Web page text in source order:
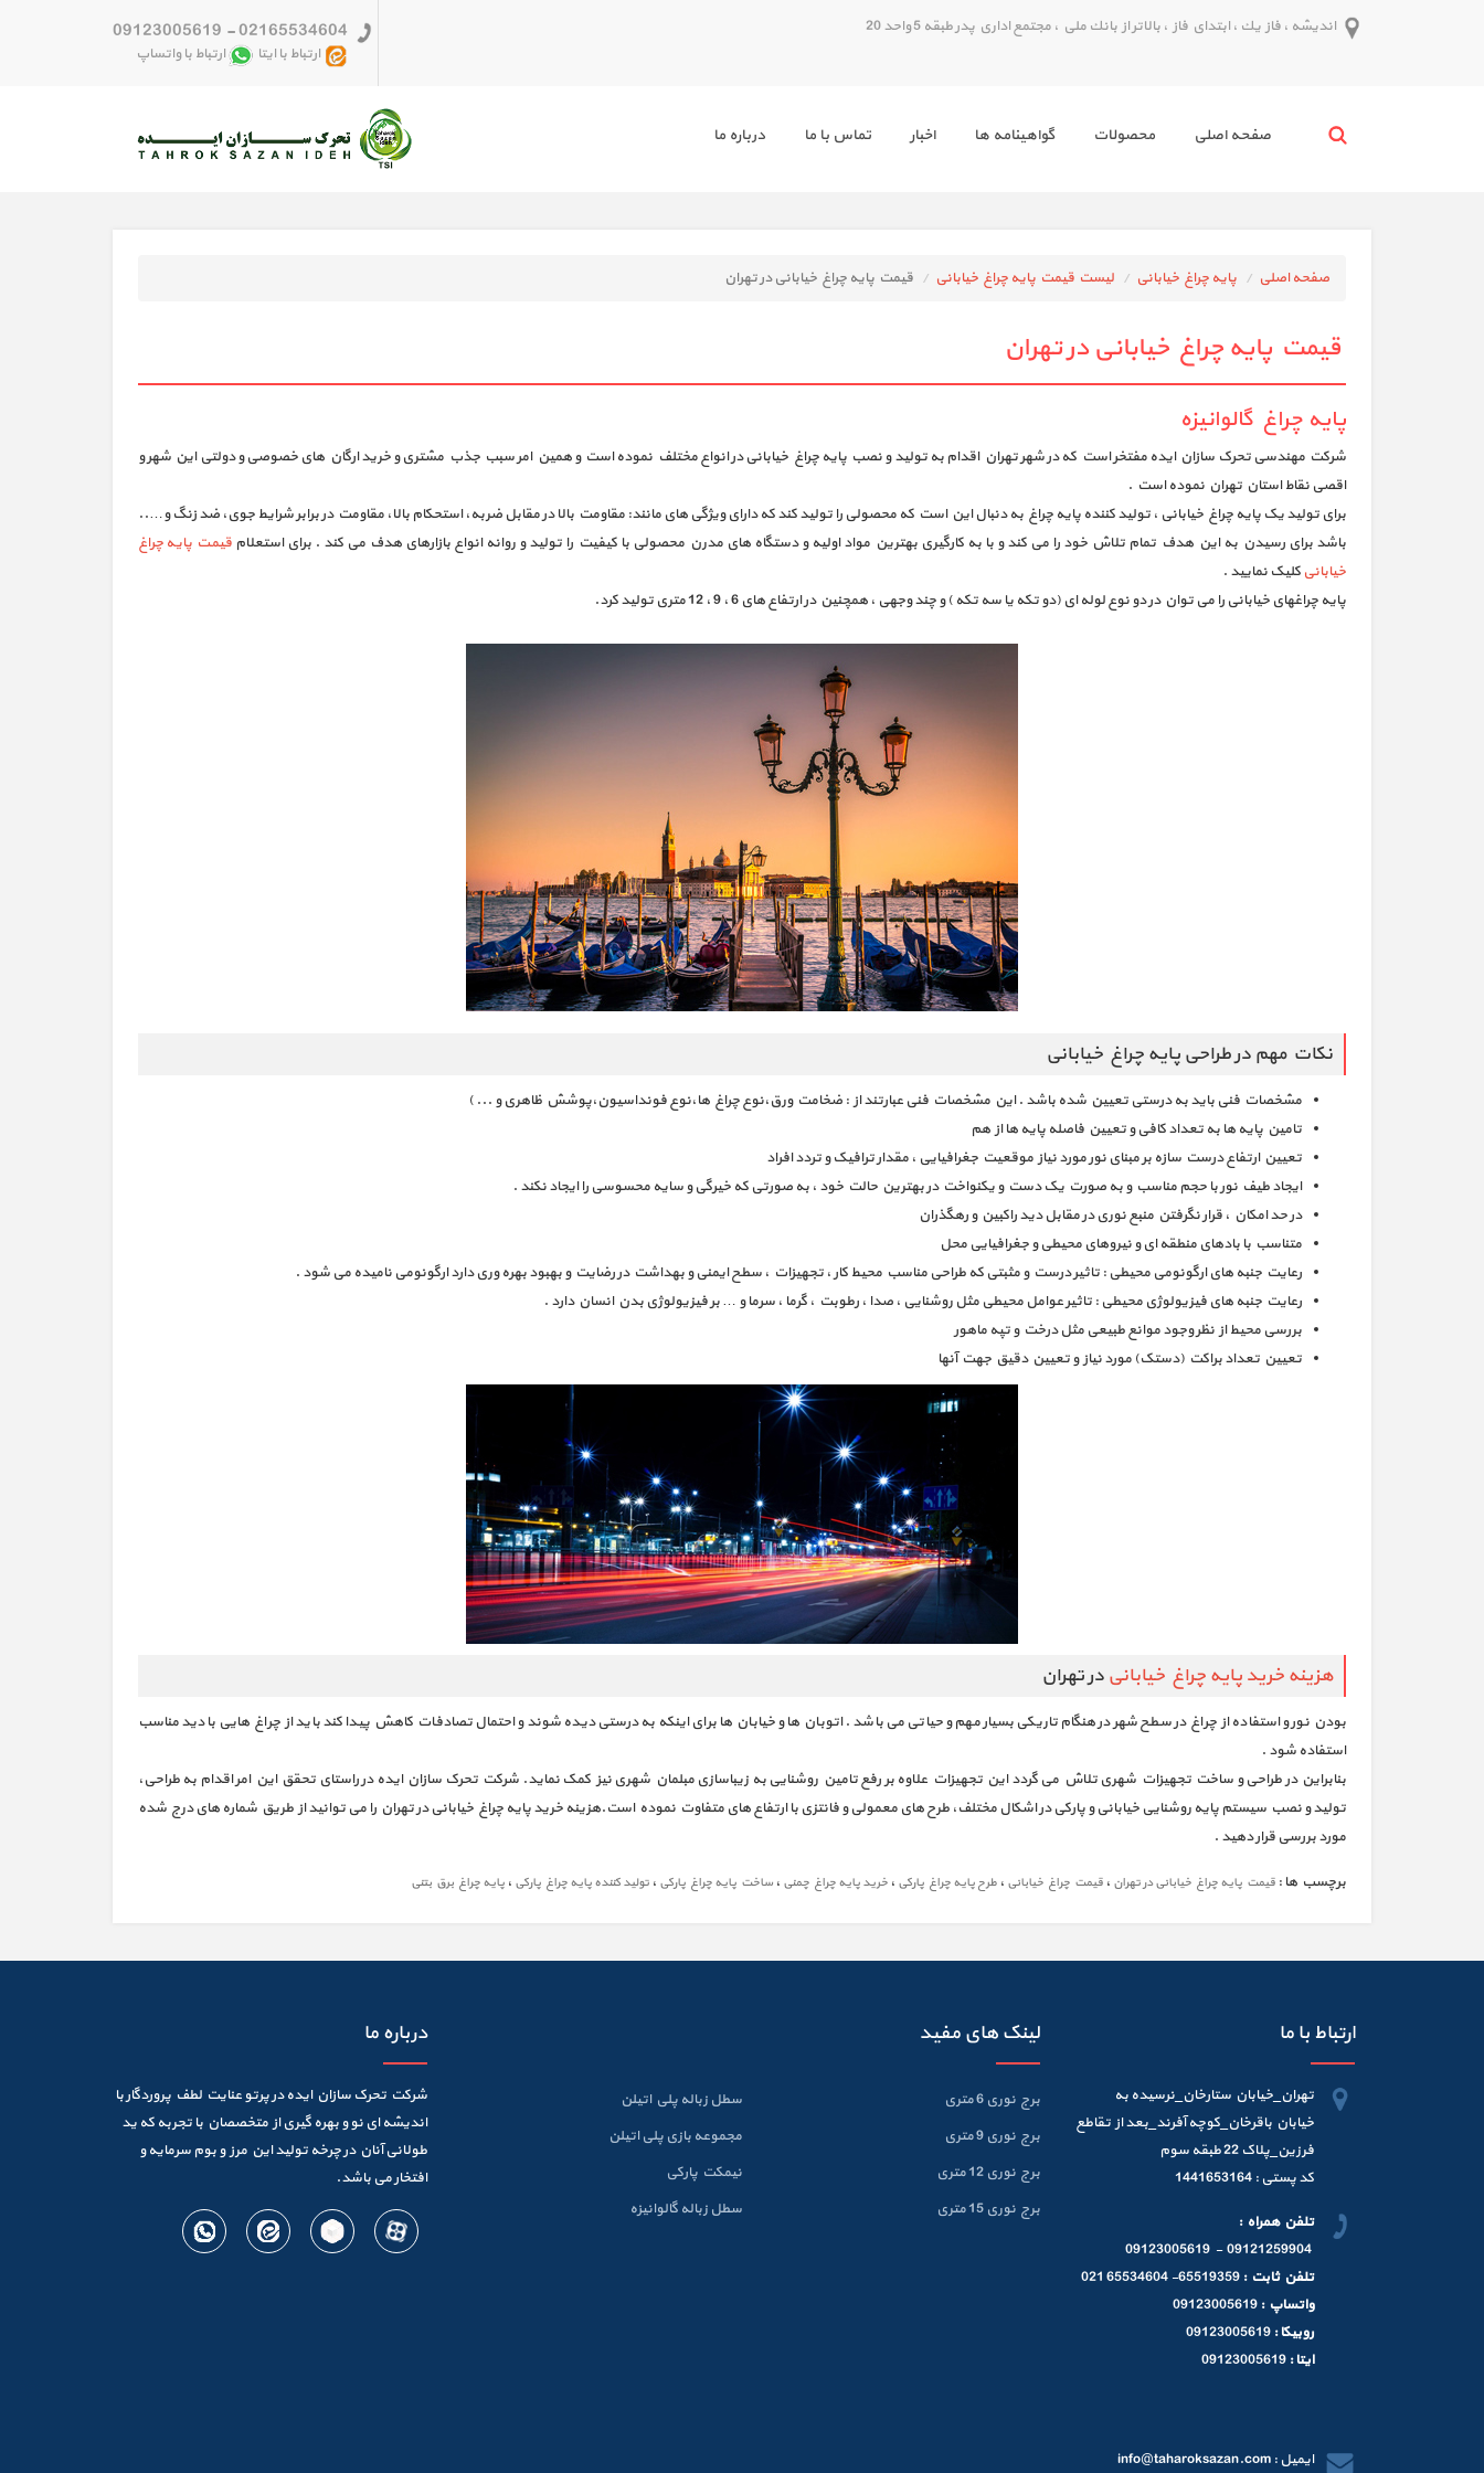
انديشه ، فاز يك ، ابتداي فاز ، بالاتر از بانك ملي ، مجتمع اداري پدر طبقه 5 واحد 20 02165534604
-
09123005619
ارتباط با ایتا ارتباط با واتساپ
صفحه اصلي محصولات گواهينامه ها اخبار تماس با ما درباره ما
صفحه اصلی پايه چراغ خياباني لیست قیمت پایه چراغ خیابانی قیمت پایه چراغ خیابانی در تهران
قیمت پایه چراغ خیابانی در تهران
پایه چراغ گالوانیزه
شرکت مهندسی تحرک سازان ایده مفتخر است که در شهر تهران اقدام به تولید و نصب پایه چراغ خیابانی در انواع مختلف نموده است و همین امر سبب جذب مشتری و خرید ارگان های خصوصی و دولتی این شهر و
اقصی نقاط استان تهران نموده است .
برای تولید یک پایه چراغ خیابانی ، تولید کننده پایه چراغ به دنبال این است که محصولی را تولید کند که دارای ویژگی های مانند: مقاومت بالا در مقابل ضربه، استحکام بالا، مقاومت در برابر شرایط جوی، ضد زنگ و…..
باشد برای رسیدن به این هدف تمام تلاش خود را می کند و با به کارگیری بهترین مواد اولیه و دستگاه های مدرن محصولی با کیفیت را تولید و روانه انواع بازارهای هدف می کند . برای استعلامقیمت پایه چراغ
خیابانی کلیک نمایید .
پایه چراغهای خیابانی را می توان در دو نوع لوله ای (دو تکه یا سه تکه ) و چند وجهی ، همچنین در ارتفاع های 6 ، 9 ، 12 متری تولید کرد.
نکات مهم در طراحی پایه چراغ خیابانی
مشخصات فنی باید به درستی تعیین شده باشد . این مشخصات فنی عبارتند از : ضخامت ورق،نوع چراغ ها،نوع فونداسیون،پوشش ظاهری و ... )
تامین پایه ها به تعداد کافی و تعیین فاصله پایه ها از هم
تعیین ارتفاع درست سازه بر مبنای نور مورد نیاز موقعیت جغرافیایی ، مقدار ترافیک و تردد افراد
ایجاد طیف نور با حجم مناسب و به صورت یک دست و یکنواخت در بهترین حالت خود ، به صورتی که خیرگی و سایه محسوسی را ایجاد نکند .
در حد امکان ، قرار نگرفتن منبع نوری در مقابل دید راکبین و رهگذران
متناسب با بادهای منطقه ای و نیروهای محیطی و جغرافیایی محل
رعایت جنبه های ارگونومی محیطی : تاثیر درست و مثبتی که طراحی مناسب محیط کار ، تجهیزات ، سطح ایمنی و بهداشت در رضایت و بهبود بهره وری دارد ارگونومی نامیده می شود .
رعایت جنبه های فیزیولوژی محیطی : تاثیر عوامل محیطی مثل روشنایی ، صدا ، رطوبت ، گرما ، سرما و … بر فیزیولوژی بدن انسان دارد .
بررسی محیط از نظر وجود موانع طبیعی مثل درخت و تپه ماهور
تعیین تعداد براکت (دستک) مورد نیاز و تعیین دقیق جهت آنها
هزینه خرید پایه چراغ خیابانیدر تهران
بودن نور و استفاده از چراغ در سطح شهر در هنگام تاریکی بسیار مهم و حیاتی می باشد . اتوبان ها و خیابان ها برای اینکه به درستی دیده شوند و احتمال تصادفات کاهش پیدا کند باید از چراغ هایی با دید مناسب
استفاده شود .
بنابراین در طراحی و ساخت تجهیزات شهری تلاش می گردد این تجهیزات علاوه بر رفع تامین روشنایی به زیباسازی مبلمان شهری نیز کمک نماید. شرکت تحرک سازان ایده در راستای تحقق این امر اقدام به طراحی،
تولید و نصب سیستم پایه روشنایی خیابانی و پارکی در اشکال مختلف، طرح های معمولی و فانتزی با ارتفاع های متفاوت نموده است.هزینه خرید پایه چراغ خیابانی در تهران را می توانید از طریق شماره های درج شده
مورد بررسی قرار دهید .
برچسب ها : قیمت پایه چراغ خیابانی در تهران ، قیمت چراغ خیابانی ، طرح پایه چراغ پارکی ، خرید پایه چراغ چمنی ، ساخت پایه چراغ پارکی ، تولید کننده پایه چراغ پارکی ، پایه چراغ برق بتنی
ارتباط با ما
تهران_خیابان ستارخان_نرسیده به
خیابان باقرخان_کوچه آفرند_بعد از تقاطع
فرزین_پلاک 22 طبقه سوم
کد پستی : 1441653164
تلفن همراه :
تلفن ثابت :
واتساپ :
روبیکا :
ایتا :
ایمیل : info@taharoksazan.com
لینک های مفید
برج نوری 6 متری
سطل زباله پلي اتيلن
برج نوری 9 متری
مجموعه بازی پلی اتیلن
برج نوری 12 متری
نیمکت پارکی
برج نوری 15 متری
سطل زباله گالوانيزه
درباره ما
شرکت تحرک سازان ایده در پرتو عنایت لطف پروردگار با
اندیشه ای نو و بهره گیری از متخصصان با تجربه که ید
طولانی آنان در چرخه تولید این مرز و بوم سرمایه و
افتخار می باشد.